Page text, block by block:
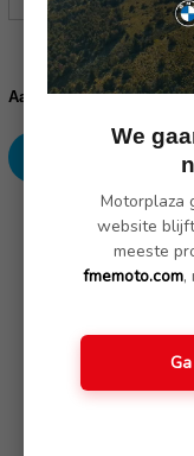
Huidige
voorraad:
Aantal:
Verhoog
SKU: 77259443012/2x
De M asprotectoren
vork en swingarm
We
Motorplaza
website
meeste
fmemoto.com,